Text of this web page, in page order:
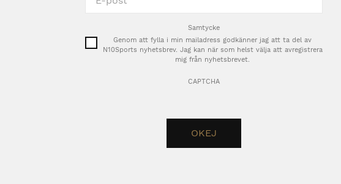
Samtycke
Genom att fylla i min mailadress godkänner jag att ta del av
N10Sports nyhetsbrev. Jag kan när som helst välja att avregistrera
mig från nyhetsbrevet.
CAPTCHA